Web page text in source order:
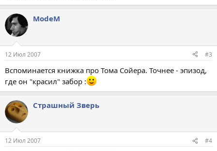
ModeM
12 Июл 2007 #3
Вспоминается книжка про Тома Сойера. Точнее - эпизод,
где он "красил" забор :
Страшный Зверь
12 Июл 2007 #4